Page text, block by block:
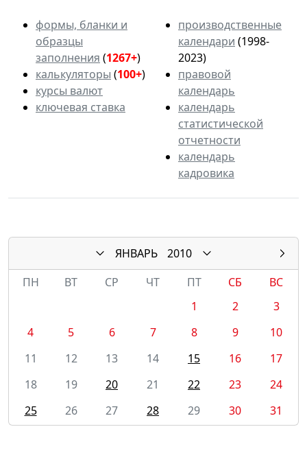
формы, бланки и
образцы
заполнения (1267+)
калькуляторы (100+)
курсы валют
ключевая ставка
производственные
календари (1998-
2023)
правовой
календарь
календарь
статистической
отчетности
календарь
кадровика
ЯНВАРЬ
2010
ПН
ВТ СР ЧТ ПТ СБ
ВС
1
2
3
4
5 6 7 8 9
10
11
12 13 14 15 16
17
18
19 20 21 22 23
24
25
26 27 28 29 30 31